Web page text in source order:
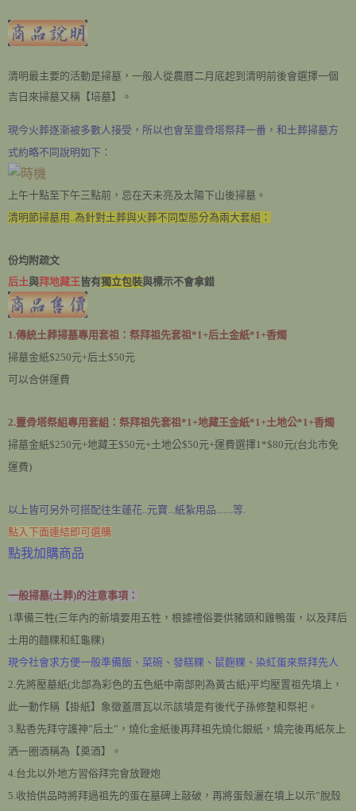
清明最主要的活動是掃墓，一般人從農曆二月底起到清明前後會選擇一個
吉日來掃墓又稱【培墓】。
現今火葬逐漸被多數人接受，所以也會至靈骨塔祭拜一番，和土葬掃墓方
式約略不同說明如下：
上午十點至下午三點前，忌在天未亮及太陽下山後掃墓。
清明節掃墓用..為針對土葬與火葬不同型態分為兩大套組：
份均附疏文
后土與拜地藏王皆有獨立包裝與標示不會拿錯
1.傳統土葬掃墓專用套祖：祭拜祖先套祖*1+后土金紙*1+香燭
掃墓金紙$250元+后土$50元
可以合併運費
2.靈骨塔祭組專用套組：祭拜祖先套祖*1+地藏王金紙*1+土地公*1+香燭
掃墓金紙$250元+地藏王$50元+土地公$50元+運費選擇1*$80元(台北市免
運費)
以上皆可另外可搭配往生蓮花..元寶...紙紮用品.......等.
點入下面連結即可選購
點我加購商品
一般掃墓(土葬)的注意事項：
1準備三牲(三年內的新墳要用五牲，根據禮俗要供豬頭和雞鴨蛋，以及拜后
土用的麵粿和紅龜粿)
現今社會求方便一般準備飯、菜碗、發糕粿、鼠麴粿、染紅蛋來祭拜先人
2.先將壓墓紙(北部為彩色的五色紙中南部則為黃古紙)平均壓置祖先墳上，
此一動作稱【掛紙】象徵蓋厝瓦以示該墳是有後代子孫修整和祭祀。
3.點香先拜守護神”后土”，燒化金紙後再拜祖先燒化銀紙，燒完後再紙灰上
洒一圈酒稱為【奠酒】。
4.台北以外地方習俗拜完會放鞭炮
5.收拾供品時將拜過祖先的蛋在墓碑上敲破，再將蛋殼灑在墳上以示”脫殼